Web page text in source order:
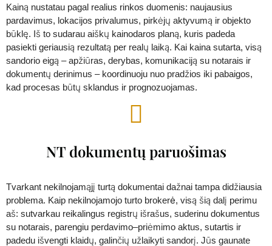
Kainą nustatau pagal realius rinkos duomenis: naujausius
pardavimus, lokacijos privalumus, pirkėjų aktyvumą ir objekto
būklę. Iš to sudarau aiškų kainodaros planą, kuris padeda
pasiekti geriausią rezultatą per realų laiką. Kai kaina sutarta, visą
sandorio eigą – apžiūras, derybas, komunikaciją su notarais ir
dokumentų derinimus – koordinuoju nuo pradžios iki pabaigos,
kad procesas būtų sklandus ir prognozuojamas.
NT dokumentų paruošimas
Tvarkant nekilnojamąjį turtą dokumentai dažnai tampa didžiausia
problema. Kaip nekilnojamojo turto brokerė, visą šią dalį perimu
aš: sutvarkau reikalingus registrų išrašus, suderinu dokumentus
su notarais, parengiu perdavimo–priėmimo aktus, sutartis ir
padedu išvengti klaidų, galinčių užlaikyti sandorį. Jūs gaunate